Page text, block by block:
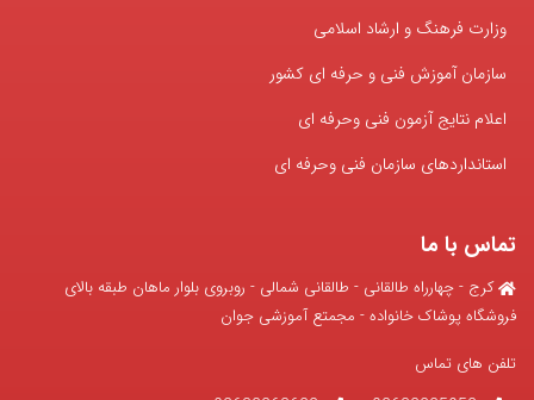
وزارت فرهنگ و ارشاد اسلامی
سازمان آموزش فنی و حرفه ای کشور
اعلام نتایج آزمون فنی وحرفه ای
استانداردهای سازمان فنی وحرفه ای
تماس با ما
کرج - چهارراه طالقانی - طالقانی شمالی - روبروی بلوار ماهان طبقه بالای
فروشگاه پوشاک خانواده - مجمتع آموزشی جوان
تلفن های تماس